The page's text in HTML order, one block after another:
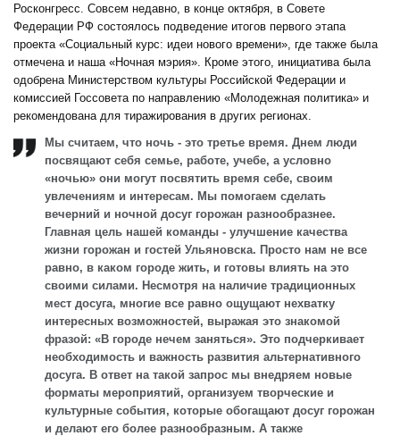
Росконгресс. Совсем недавно, в конце октября, в Совете
Федерации РФ состоялось подведение итогов первого этапа
проекта «Социальный курс: идеи нового времени», где также была
отмечена и наша «Ночная мэрия». Кроме этого, инициатива была
одобрена Министерством культуры Российской Федерации и
комиссией Госсовета по направлению «Молодежная политика» и
рекомендована для тиражирования в других регионах.
Мы считаем, что ночь - это третье время. Днем люди
посвящают себя семье, работе, учебе, а условно
«ночью» они могут посвятить время себе, своим
увлечениям и интересам. Мы помогаем сделать
вечерний и ночной досуг горожан разнообразнее.
Главная цель нашей команды - улучшение качества
жизни горожан и гостей Ульяновска. Просто нам не все
равно, в каком городе жить, и готовы влиять на это
своими силами. Несмотря на наличие традиционных
мест досуга, многие все равно ощущают нехватку
интересных возможностей, выражая это знакомой
фразой: «В городе нечем заняться». Это подчеркивает
необходимость и важность развития альтернативного
досуга. В ответ на такой запрос мы внедряем новые
форматы мероприятий, организуем творческие и
культурные события, которые обогащают досуг горожан
и делают его более разнообразным. А также